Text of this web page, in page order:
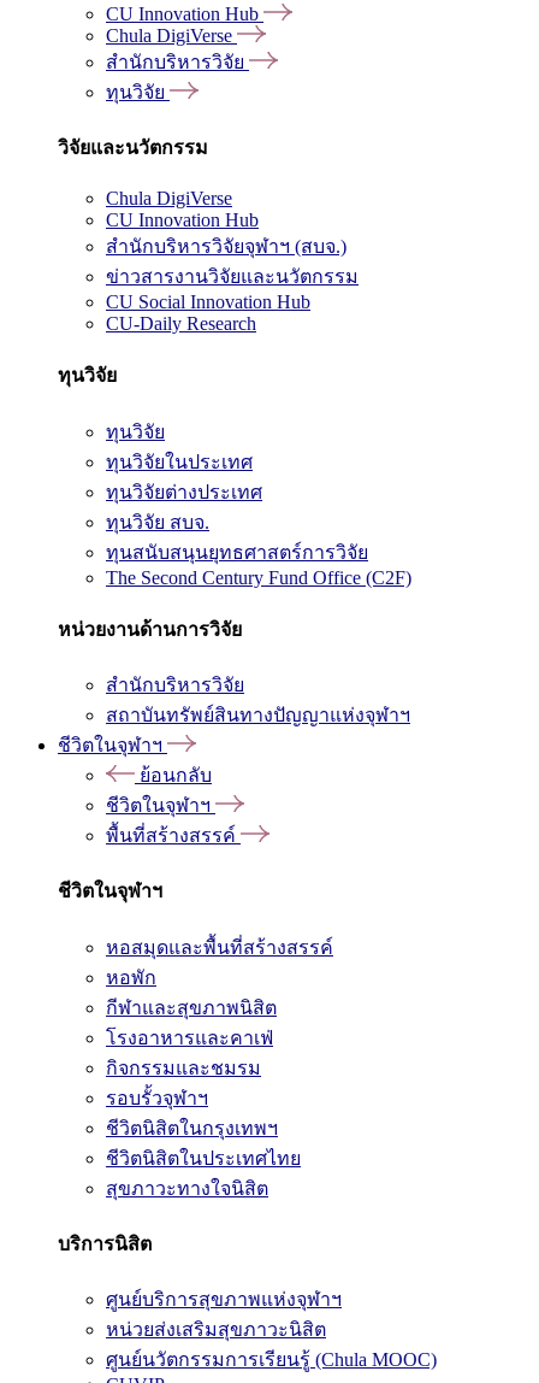
CU Innovation Hub
Chula DigiVerse
สำนักบริหารวิจัย
ทุนวิจัย
วิจัยและนวัตกรรม
Chula DigiVerse
CU Innovation Hub
สำนักบริหารวิจัยจุฬาฯ (สบจ.)
ข่าวสารงานวิจัยและนวัตกรรม
CU Social Innovation Hub
CU-Daily Research
ทุนวิจัย
ทุนวิจัย
ทุนวิจัยในประเทศ
ทุนวิจัยต่างประเทศ
ทุนวิจัย สบจ.
ทุนสนับสนุนยุทธศาสตร์การวิจัย
The Second Century Fund Office (C2F)
หน่วยงานด้านการวิจัย
สำนักบริหารวิจัย
สถาบันทรัพย์สินทางปัญญาแห่งจุฬาฯ
ชีวิตในจุฬาฯ
ย้อนกลับ
ชีวิตในจุฬาฯ
พื้นที่สร้างสรรค์
ชีวิตในจุฬาฯ
หอสมุดและพื้นที่สร้างสรรค์
หอพัก
กีฬาและสุขภาพนิสิต
โรงอาหารและคาเฟ่
กิจกรรมและชมรม
รอบรั้วจุฬาฯ
ชีวิตนิสิตในกรุงเทพฯ
ชีวิตนิสิตในประเทศไทย
สุขภาวะทางใจนิสิต
บริการนิสิต
ศูนย์บริการสุขภาพแห่งจุฬาฯ
หน่วยส่งเสริมสุขภาวะนิสิต
ศูนย์นวัตกรรมการเรียนรู้ (Chula MOOC)